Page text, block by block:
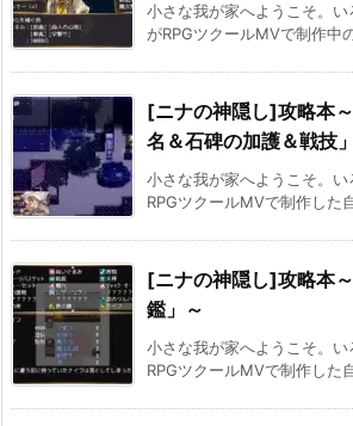
小さな我が家へようこそ。
がRPGツクールMVで制作中
[ニナの神隠し]攻略本
名＆石碑の加護＆戦技
小さな我が家へようこそ。
RPGツクールMVで制作した
[ニナの神隠し]攻略本
鑑」～
小さな我が家へようこそ。
RPGツクールMVで制作した